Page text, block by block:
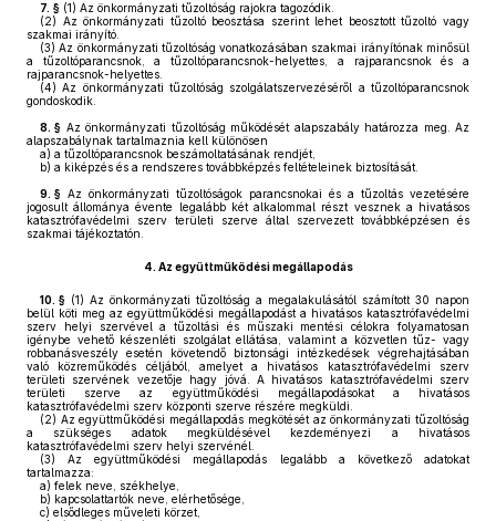
7. § (1) Az önkormányzati tűzoltóság rajokra tagozódik.
(2) Az önkormányzati tűzoltó beosztása szerint lehet beosztott tűzoltó vagy
szakmai irányító.
(3) Az önkormányzati tűzoltóság vonatkozásában szakmai irányítónak minősül
a tűzoltóparancsnok, a tűzoltóparancsnok-helyettes, a rajparancsnok és a
rajparancsnok-helyettes.
(4) Az önkormányzati tűzoltóság szolgálatszervezéséről a tűzoltóparancsnok
gondoskodik.
8. § Az önkormányzati tűzoltóság működését alapszabály határozza meg. Az
alapszabálynak tartalmaznia kell különösen
a) a tűzoltóparancsnok beszámoltatásának rendjét,
b) a kiképzés és a rendszeres továbbképzés feltételeinek biztosítását.
9. § Az önkormányzati tűzoltóságok parancsnokai és a tűzoltás vezetésére
jogosult állománya évente legalább két alkalommal részt vesznek a hivatásos
katasztrófavédelmi szerv területi szerve által szervezett továbbképzésen és
szakmai tájékoztatón.
4. Az együttműködési megállapodás
10. § (1) Az önkormányzati tűzoltóság a megalakulásától számított 30 napon
belül köti meg az együttműködési megállapodást a hivatásos katasztrófavédelmi
szerv helyi szervével a tűzoltási és műszaki mentési célokra folyamatosan
igénybe vehető készenléti szolgálat ellátása, valamint a közvetlen tűz- vagy
robbanásveszély esetén követendő biztonsági intézkedések végrehajtásában
való közreműködés céljából, amelyet a hivatásos katasztrófavédelmi szerv
területi szervének vezetője hagy jóvá. A hivatásos katasztrófavédelmi szerv
területi szerve az együttműködési megállapodásokat a hivatásos
katasztrófavédelmi szerv központi szerve részére megküldi.
(2) Az együttműködési megállapodás megkötését az önkormányzati tűzoltóság
a szükséges adatok megküldésével kezdeményezi a hivatásos
katasztrófavédelmi szerv helyi szervénél.
(3) Az együttműködési megállapodás legalább a következő adatokat
tartalmazza:
a) felek neve, székhelye,
b) kapcsolattartók neve, elérhetősége,
c) elsődleges műveleti körzet,